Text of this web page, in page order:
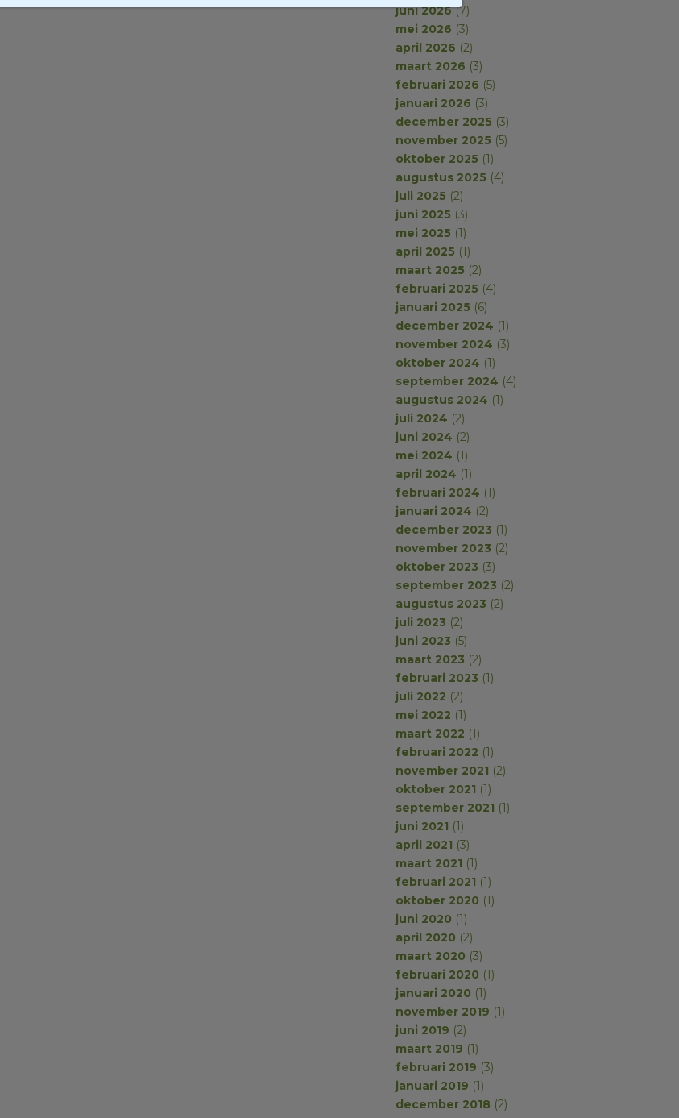
juni 2026(7)
mei 2026 (3)
april 2026 (2)
maart 2026 (3)
februari 2026 (5)
januari 2026 (3)
december 2025 (3)
november 2025 (5)
oktober 2025 (1)
augustus 2025 (4)
juli 2025 (2)
juni 2025 (3)
mei 2025 (1)
april 2025 (1)
maart 2025 (2)
februari 2025 (4)
januari 2025 (6)
december 2024 (1)
november 2024 (3)
oktober 2024 (1)
september 2024 (4)
augustus 2024 (1)
juli 2024 (2)
juni 2024 (2)
mei 2024 (1)
april 2024 (1)
februari 2024 (1)
januari 2024 (2)
december 2023 (1)
november 2023 (2)
oktober 2023 (3)
september 2023 (2)
augustus 2023 (2)
juli 2023 (2)
juni 2023 (5)
maart 2023 (2)
februari 2023 (1)
juli 2022 (2)
mei 2022 (1)
maart 2022 (1)
februari 2022 (1)
november 2021 (2)
oktober 2021 (1)
september 2021 (1)
juni 2021 (1)
april 2021 (3)
maart 2021 (1)
februari 2021 (1)
oktober 2020 (1)
juni 2020 (1)
april 2020 (2)
maart 2020 (3)
februari 2020 (1)
januari 2020 (1)
november 2019 (1)
juni 2019 (2)
maart 2019 (1)
februari 2019 (3)
januari 2019 (1)
december 2018 (2)